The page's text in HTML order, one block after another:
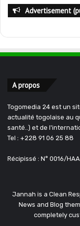
Advertisement
A propos
Togomedia 24 est un
actualité togolaise au
santé..) et de
Tel : +228 91 06 25 88
Récipissé : N° 0016/
Jannah is a Clean
News and Blog
completely